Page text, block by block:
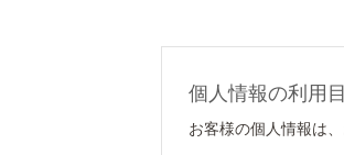
個人情報の利用
お客様の個人情報は